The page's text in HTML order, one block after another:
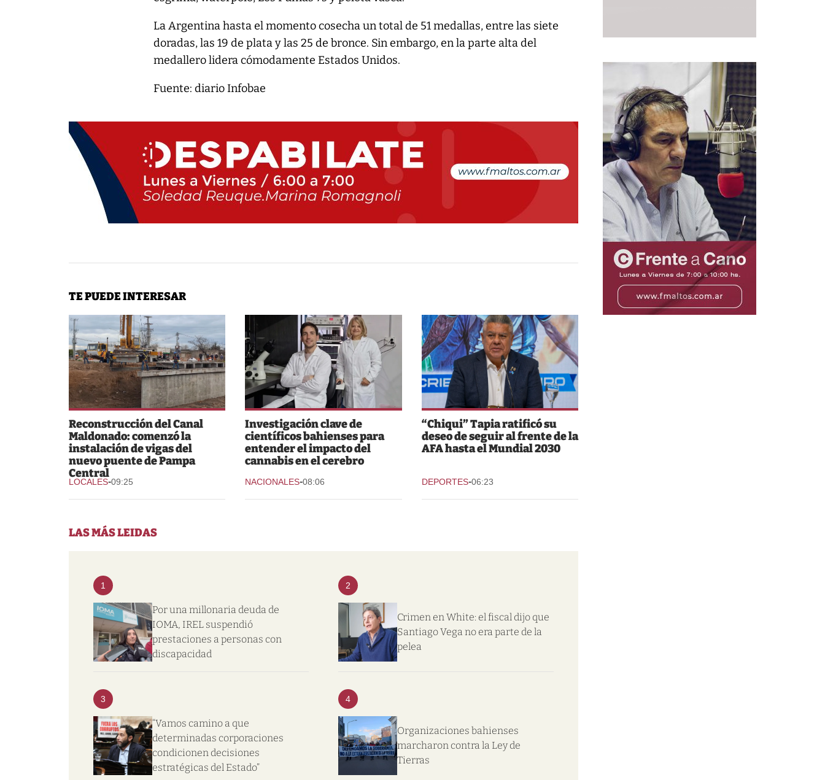
La Argentina hasta el momento cosecha un total de 51 medallas, entre las siete
doradas, las 19 de plata y las 25 de bronce. Sin embargo, en la parte alta del
medallero lidera cómodamente Estados Unidos.
Fuente: diario Infobae
TE PUEDE INTERESAR
Reconstrucción del Canal
Maldonado: comenzó la
instalación de vigas del
nuevo puente de Pampa
Central
LOCALES-09:25
Investigación clave de
científicos bahienses para
entender el impacto del
cannabis en el cerebro
NACIONALES-08:06
“Chiqui” Tapia ratificó su
deseo de seguir al frente de la
AFA hasta el Mundial 2030
DEPORTES-06:23
LAS MÁS LEIDAS
1
Por una millonaria deuda de
IOMA, IREL suspendió
prestaciones a personas con
discapacidad
2
Crimen en White: el fiscal dijo que
Santiago Vega no era parte de la
pelea
3
“Vamos camino a que
determinadas corporaciones
condicionen decisiones
estratégicas del Estado”
4
Organizaciones bahienses
marcharon contra la Ley de
Tierras